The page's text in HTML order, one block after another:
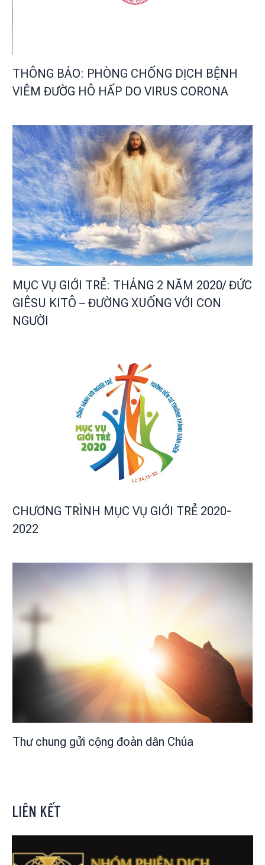
THÔNG BÁO: PHÒNG CHỐNG DỊCH BỆNH
VIÊM ĐƯỜG HÔ HẤP DO VIRUS CORONA
MỤC VỤ GIỚI TRẺ: THÁNG 2 NĂM 2020/ ĐỨC
GIÊSU KITÔ – ĐƯỜNG XUỐNG VỚI CON
NGƯỜI
CHƯƠNG TRÌNH MỤC VỤ GIỚI TRẺ 2020-
2022
Thư chung gửi cộng đoàn dân Chúa
LIÊN KẾT